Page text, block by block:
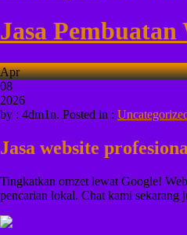
Jasa Pembuatan
Apr
08
2026
by : 4dm1n. Posted in :
Jasa website
Tingkatkan omzet lewat Google!
pencarian lokal. Chat kami sekarang